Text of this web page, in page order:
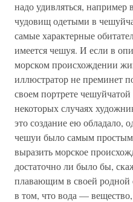
надо удивляться,
чудовищ одетыми в
самые характерные
имеется чешуя. И если в
морском происхождении
иллюстратор не преминет
своем портрете
некоторых случаях
это создание ею обладало,
чешуи было самым
выразить морское
достаточно ли было бы,
плавающим в своей родной
в том, что вода —